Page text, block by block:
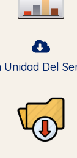
Unidad Del